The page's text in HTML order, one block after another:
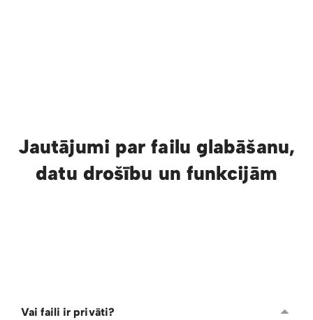
Jautājumi par failu glabāšanu,
datu drošību un funkcijām
Vai faili ir privāti?